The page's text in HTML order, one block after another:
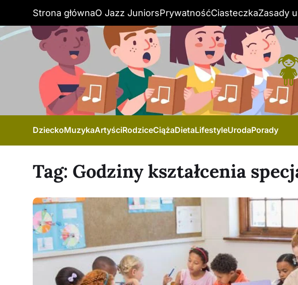
Strona głównaO Jazz JuniorsPrywatnośćCiasteczkaZasady
DzieckoMuzykaArtyściRodziceCiążaDietaLifestyleUrodaPorady
Tag: Godziny kształcenia